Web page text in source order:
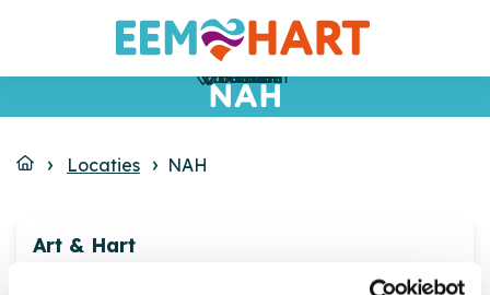
NAH
Locaties NAH
Art & Hart
Bussum
Huizen
Bussum
Bussum
Eemnes
Blaricum